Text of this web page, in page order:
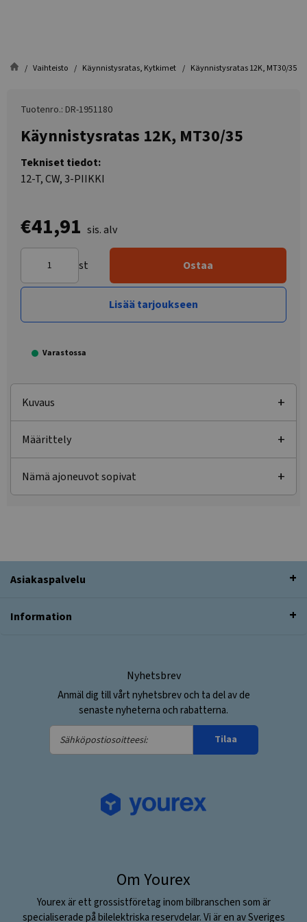
Vaihteisto Käynnistysratas, Kytkimet Käynnistysratas 12K, MT30/35
Tuotenro.: DR-1951180
Käynnistysratas 12K, MT30/35
Tekniset tiedot:
12-T, CW, 3-PIIKKI
€41,91 sis. alv
st Ostaa
Lisää tarjoukseen
Varastossa
Kuvaus
Määrittely
Nämä ajoneuvot sopivat
Asiakaspalvelu
Information
Nyhetsbrev
Anmäl dig till vårt nyhetsbrev och ta del av de
senaste nyheterna och rabatterna.
Sähköpostiosoitteesi:
Tilaa
Om Yourex
Yourex är ett grossistföretag inom bilbranschen som är
specialiserade på bilelektriska reservdelar. Vi är en av Sveriges